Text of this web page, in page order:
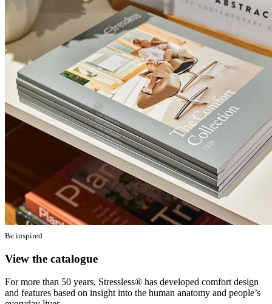
Be inspired
View the catalogue
For more than 50 years, Stressless® has developed comfort design
and features based on insight into the human anatomy and people’s